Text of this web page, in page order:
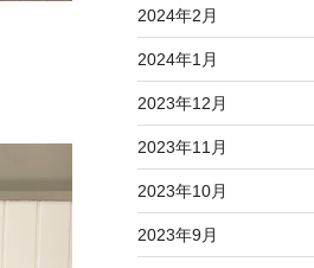
2024年2月
2024年1月
2023年12月
2023年11月
2023年10月
2023年9月